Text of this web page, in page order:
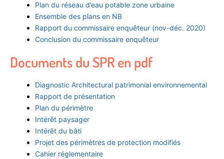
Plan du réseau d’eau potable zone urbaine
Ensemble des plans en NB
Rapport du commissaire enquêteur (nov-déc. 2020)
Conclusion du commissaire enquêteur
Documents du SPR en pdf
Diagnostic Architectural patrimonial environnemental
Rapport de présentation
Plan du périmètre
Intérêt paysager
Intérêt du bâti
Projet des périmètres de protection modifiés
Cahier réglementaire